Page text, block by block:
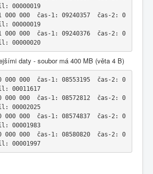
00000019
000 000  čas-1: 09240357  čas-2: 0
00000019
000 000  čas-1: 09240376  čas-2: 0
00000020
daty - soubor má 400 MB (věta 4 B)
000 000  čas-1: 08553195  čas-2: 0
00011617
000 000  čas-1: 08572812  čas-2: 0
00002025
000 000  čas-1: 08574837  čas-2: 0
00001983
000 000  čas-1: 08580820  čas-2: 0
00001997